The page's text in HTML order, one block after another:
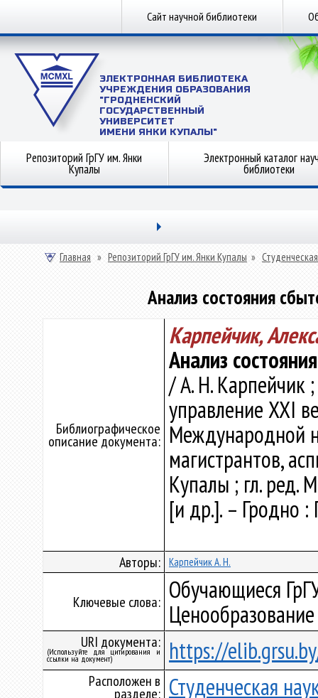
Сайт научной библиотеки
ЭЛЕКТРОННАЯ БИБЛИОТЕКА
УЧРЕЖДЕНИЯ ОБРАЗОВАНИЯ
"ГРОДНЕНСКИЙ
ГОСУДАРСТВЕННЫЙ
УНИВЕРСИТЕТ
ИМЕНИ ЯНКИ КУПАЛЫ"
Репозиторий ГрГУ им. Янки
Купалы
Электронный каталог
библиотеки
Главная » Репозиторий ГрГУ им. Янки Купалы »
Анализ состояния
Библиографическое
описание документа:
Карпейчик,
Анализ
/ А. Н. Карпейчик
управление XXI
Международной
магистрантов,
Купалы ; гл. ред.
[и др.]. – Гродно
Авторы: Карпейчик А. Н.
Ключевые слова: Обучающиеся
URI документа:
(Используйте для цитирования и
ссылки на документ) https://
Расположен в
разделе: Студенческая